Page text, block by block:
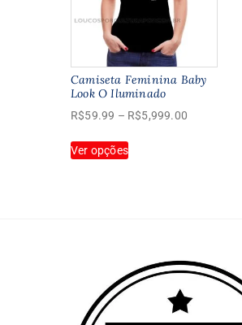
Camiseta Feminina Baby
Look O Iluminado
R$59.99 – R$5,999.00
Ver opções
Este
produto
podem
ser
escolhidas